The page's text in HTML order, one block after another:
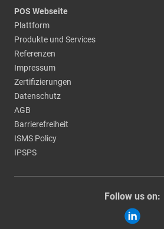
POS Webseite
Plattform
Produkte und Services
Referenzen
Impressum
Zertifizierungen
Datenschutz
AGB
Barrierefreiheit
ISMS Policy
IPSPS
Follow us on: